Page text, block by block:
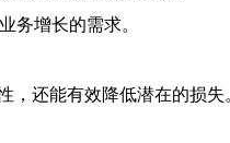
务增长的需求。
还能有效降低潜在的损